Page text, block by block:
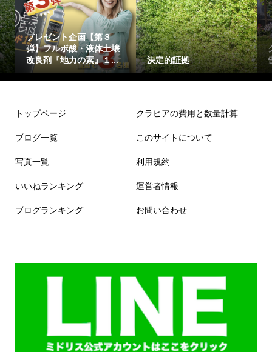
プレゼント企画【第３
弾】フルボ酸・液体土壌
改良剤『地力の素』１...
決定的証拠
トップページ
ブログ一覧
写真一覧
いいねランキング
ブログランキング
クラピアの費用と数量計算
このサイトについて
利用規約
運営者情報
お問い合わせ